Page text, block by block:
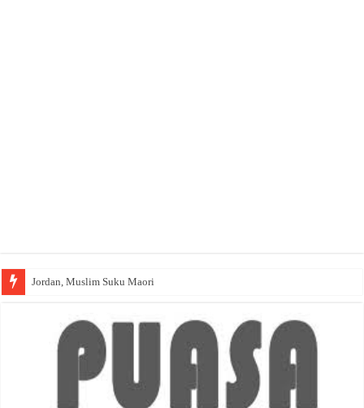
Jordan, Muslim Suku Maori